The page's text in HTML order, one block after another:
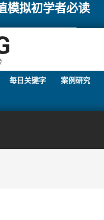
模拟初学者必读
每日关键字 案例研究